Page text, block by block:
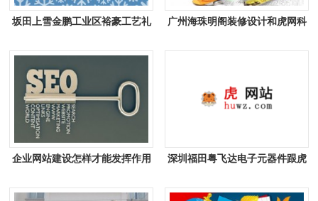
坂田上雪金鹏工业区裕豪工艺礼
广州海珠明阁装修设计和虎网科
企业网站建设怎样才能发挥作用
深圳福田粤飞达电子元器件跟虎